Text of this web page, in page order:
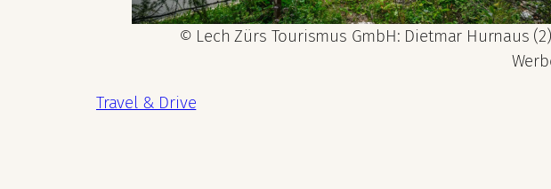
© Lech Zürs Tourismus GmbH: Dietmar Hurnaus
Travel & Drive